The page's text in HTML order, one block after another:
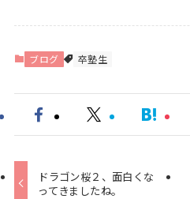
ブログ 卒塾生
ドラゴン桜２、面白くな
ってきましたね。